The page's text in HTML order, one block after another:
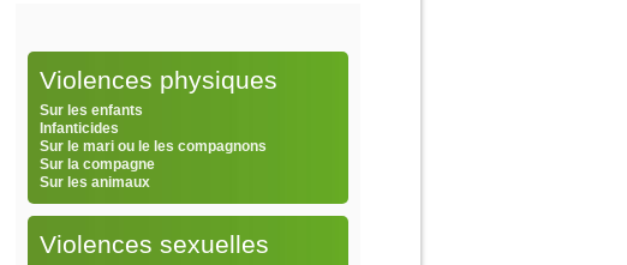
Violences physiques
Sur les enfants
Infanticides
Sur le mari ou le les compagnons
Sur la compagne
Sur les animaux
Violences sexuelles